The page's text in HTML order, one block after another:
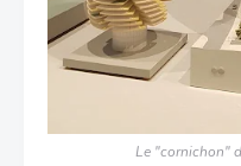
Le "cornichon"